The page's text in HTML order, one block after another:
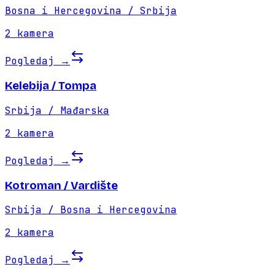
Bosna i Hercegovina / Srbija
2
kamera
Pogledaj →
Kelebija / Tompa
Srbija / Mađarska
2
kamera
Pogledaj →
Kotroman / Vardište
Srbija / Bosna i Hercegovina
2
kamera
Pogledaj →